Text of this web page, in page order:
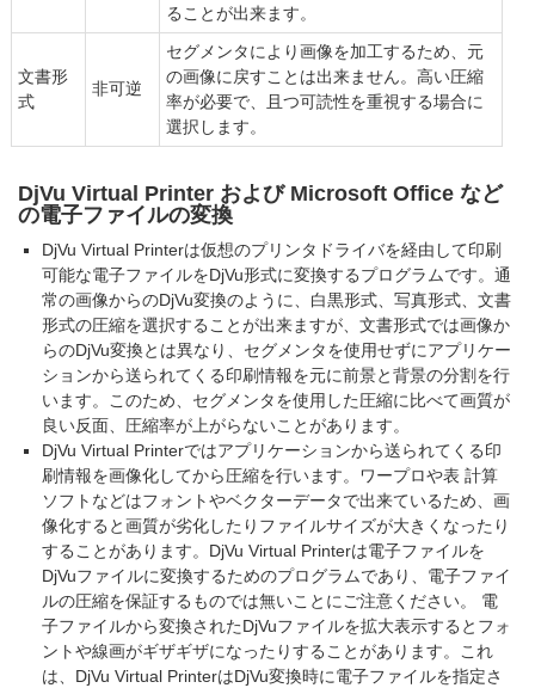
ることが出来ます。
文書形
式
非可逆
セグメンタにより画像を加工するため、元
の画像に戻すことは出来ません。高い圧縮
率が必要で、且つ可読性を重視する場合に
選択します。
DjVu Virtual Printer および Microsoft Office など
の電子ファイルの変換
DjVu Virtual Printerは仮想のプリンタドライバを経由して印刷
可能な電子ファイルをDjVu形式に変換するプログラムです。通
常の画像からのDjVu変換のように、白黒形式、写真形式、文書
形式の圧縮を選択することが出来ますが、文書形式では画像か
らのDjVu変換とは異なり、セグメンタを使用せずにアプリケー
ションから送られてくる印刷情報を元に前景と背景の分割を行
います。このため、セグメンタを使用した圧縮に比べて画質が
良い反面、圧縮率が上がらないことがあります。
DjVu Virtual Printerではアプリケーションから送られてくる印
刷情報を画像化してから圧縮を行います。ワープロや表 計算
ソフトなどはフォントやベクターデータで出来ているため、画
像化すると画質が劣化したりファイルサイズが大きくなったり
することがあります。DjVu Virtual Printerは電子ファイルを
DjVuファイルに変換するためのプログラムであり、電子ファイ
ルの圧縮を保証するものでは無いことにご注意ください。 電
子ファイルから変換されたDjVuファイルを拡大表示するとフォ
ントや線画がギザギザになったりすることがあります。これ
は、DjVu Virtual PrinterはDjVu変換時に電子ファイルを指定さ